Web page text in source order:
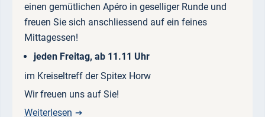
einen gemütlichen Apéro in geselliger Runde und
freuen Sie sich anschliessend auf ein feines
Mittagessen!
jeden Freitag, ab 11.11 Uhr
im Kreiseltreff der Spitex Horw
Wir freuen uns auf Sie!
Weiterlesen